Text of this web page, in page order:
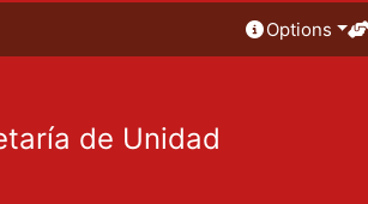
Options
de Unidad